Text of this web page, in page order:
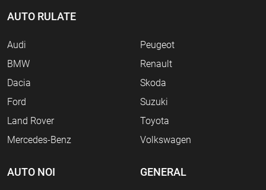
AUTO RULATE
Audi
BMW
Dacia
Ford
Land Rover
Mercedes-Benz
Peugeot
Renault
Skoda
Suzuki
Toyota
Volkswagen
AUTO NOI GENERAL